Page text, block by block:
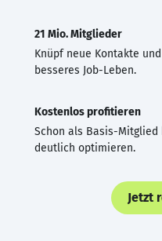
21 Mio. Mitglieder
Knüpf neue Kontakte
besseres Job-Leben.
Kostenlos profitieren
Schon als Basis-Mitglied
deutlich optimieren.
Jetzt